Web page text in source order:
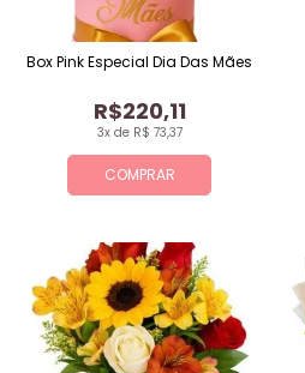
COMPRAR
3x de R$ 73,37
R$220,11
Box Pink Especial Dia Das Mães